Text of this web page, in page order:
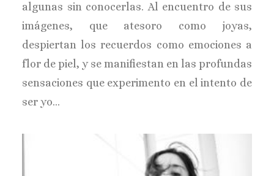
algunas sin conocerlas. Al encuentro de sus
imágenes, que atesoro como joyas,
despiertan los recuerdos como emociones a
flor de piel, y se manifiestan en las profundas
sensaciones que experimento en el intento de
ser yo…